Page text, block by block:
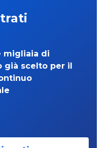
migliaia di
già scelto per il